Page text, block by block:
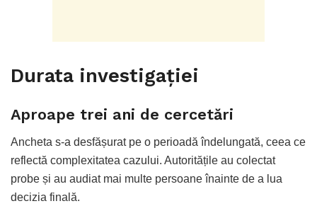
Durata investigației
Aproape trei ani de cercetări
Ancheta s-a desfășurat pe o perioadă îndelungată, ceea ce
reflectă complexitatea cazului. Autoritățile au colectat
probe și au audiat mai multe persoane înainte de a lua
decizia finală.